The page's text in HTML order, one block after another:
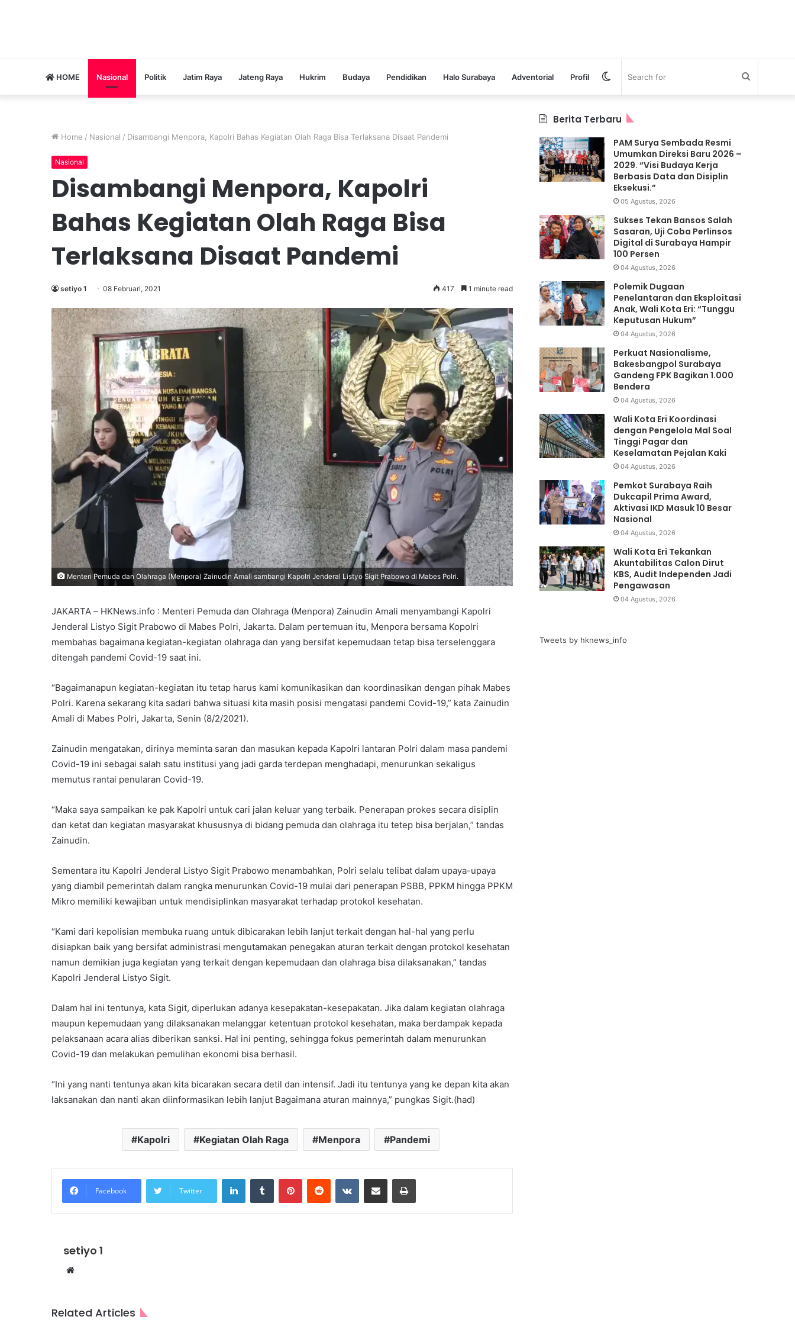
HOME Nasional Politik Jatim Raya Jateng Raya Hukrim Budaya Pendidikan Halo Surabaya Adventorial Profil Search
Switch
skin
Home / Nasional / Disambangi Menpora, Kapolri Bahas Kegiatan Olah Raga Bisa Terlaksana Disaat Pandemi
Nasional
Disambangi Menpora, Kapolri
Bahas Kegiatan Olah Raga Bisa
Terlaksana Disaat Pandemi
setiyo 1 08 Februari, 2021 417 1 minute read
Menteri Pemuda dan Olahraga (Menpora) Zainudin Amali sambangi Kapolri Jenderal Listyo Sigit Prabowo di Mabes Polri.
JAKARTA – HKNews.info : Menteri Pemuda dan Olahraga (Menpora) Zainudin Amali menyambangi Kapolri
Jenderal Listyo Sigit Prabowo di Mabes Polri, Jakarta. Dalam pertemuan itu, Menpora bersama Kopolri
membahas bagaimana kegiatan-kegiatan olahraga dan yang bersifat kepemudaan tetap bisa terselenggara
ditengah pandemi Covid-19 saat ini.
“Bagaimanapun kegiatan-kegiatan itu tetap harus kami komunikasikan dan koordinasikan dengan pihak Mabes
Polri. Karena sekarang kita sadari bahwa situasi kita masih posisi mengatasi pandemi Covid-19,” kata Zainudin
Amali di Mabes Polri, Jakarta, Senin (8/2/2021).
Zainudin mengatakan, dirinya meminta saran dan masukan kepada Kapolri lantaran Polri dalam masa pandemi
Covid-19 ini sebagai salah satu institusi yang jadi garda terdepan menghadapi, menurunkan sekaligus
memutus rantai penularan Covid-19.
“Maka saya sampaikan ke pak Kapolri untuk cari jalan keluar yang terbaik. Penerapan prokes secara disiplin
dan ketat dan kegiatan masyarakat khususnya di bidang pemuda dan olahraga itu tetep bisa berjalan,” tandas
Zainudin.
Sementara itu Kapolri Jenderal Listyo Sigit Prabowo menambahkan, Polri selalu telibat dalam upaya-upaya
yang diambil pemerintah dalam rangka menurunkan Covid-19 mulai dari penerapan PSBB, PPKM hingga PPKM
Mikro memiliki kewajiban untuk mendisiplinkan masyarakat terhadap protokol kesehatan.
“Kami dari kepolisian membuka ruang untuk dibicarakan lebih lanjut terkait dengan hal-hal yang perlu
disiapkan baik yang bersifat administrasi mengutamakan penegakan aturan terkait dengan protokol kesehatan
namun demikian juga kegiatan yang terkait dengan kepemudaan dan olahraga bisa dilaksanakan,” tandas
Kapolri Jenderal Listyo Sigit.
Dalam hal ini tentunya, kata Sigit, diperlukan adanya kesepakatan-kesepakatan. Jika dalam kegiatan olahraga
maupun kepemudaan yang dilaksanakan melanggar ketentuan protokol kesehatan, maka berdampak kepada
pelaksanaan acara alias diberikan sanksi. Hal ini penting, sehingga fokus pemerintah dalam menurunkan
Covid-19 dan melakukan pemulihan ekonomi bisa berhasil.
“Ini yang nanti tentunya akan kita bicarakan secara detil dan intensif. Jadi itu tentunya yang ke depan kita akan
laksanakan dan nanti akan diinformasikan lebih lanjut Bagaimana aturan mainnya,” pungkas Sigit.(had)
Kapolri Kegiatan Olah Raga Menpora Pandemi
Facebook Twitter
LinkedInTumblr PinterestReddit VKontakteShare via Email Print
setiyo 1
Website
Related Articles
Berita Terbaru
PAM Surya Sembada Resmi
Umumkan Direksi Baru 2026 –
2029. “Visi Budaya Kerja
Berbasis Data dan Disiplin
Eksekusi.”
05 Agustus, 2026
Sukses Tekan Bansos Salah
Sasaran, Uji Coba Perlinsos
Digital di Surabaya Hampir
100 Persen
04 Agustus, 2026
Polemik Dugaan
Penelantaran dan Eksploitasi
Anak, Wali Kota Eri: “Tunggu
Keputusan Hukum”
04 Agustus, 2026
Perkuat Nasionalisme,
Bakesbangpol Surabaya
Gandeng FPK Bagikan 1.000
Bendera
04 Agustus, 2026
Wali Kota Eri Koordinasi
dengan Pengelola Mal Soal
Tinggi Pagar dan
Keselamatan Pejalan Kaki
04 Agustus, 2026
Pemkot Surabaya Raih
Dukcapil Prima Award,
Aktivasi IKD Masuk 10 Besar
Nasional
04 Agustus, 2026
Wali Kota Eri Tekankan
Akuntabilitas Calon Dirut
KBS, Audit Independen Jadi
Pengawasan
04 Agustus, 2026
Tweets by hknews_info